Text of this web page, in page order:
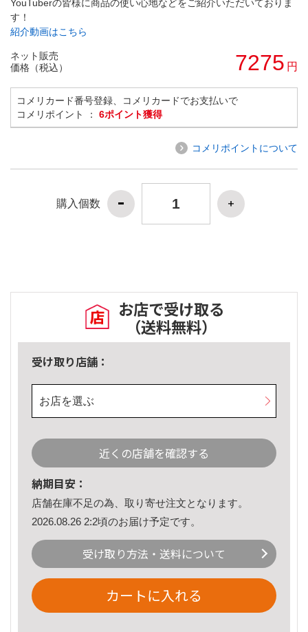
YouTuberの皆様に商品の使い心地などをご紹介いただいておりま
す！
紹介動画はこちら
ネット販売
価格（税込）
7275 円
コメリカード番号登録、コメリカードでお支払いで
コメリポイント ： 6ポイント獲得
コメリポイントについて
購入個数
お店で受け取る
（送料無料）
受け取り店舗：
お店を選ぶ
近くの店舗を確認する
納期目安：
店舗在庫不足の為、取り寄せ注文となります。
2026.08.26 2:2頃のお届け予定です。
受け取り方法・送料について
カートに入れる